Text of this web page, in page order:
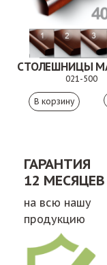
021-500
ГАРАНТИЯ
12 МЕСЯЦЕВ
на всю нашу
продукцию